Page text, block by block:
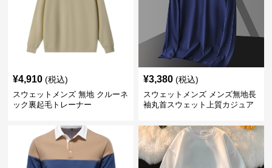
¥4,910 (税込)
スウェットメンズ 無地 クルーネ
ック裏起毛トレーナー
¥3,380 (税込)
スウェットメンズ メンズ無地長
袖丸首スウェット上質カジュア